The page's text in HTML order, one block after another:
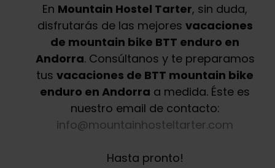
En Mountain Hostel Tarter, sin duda,
disfrutarás de las mejores vacaciones
de mountain bike BTT enduro en
Andorra. Consúltanos y te preparamos
tus vacaciones de BTT mountain bike
enduro en Andorra a medida. Éste es
nuestro email de contacto:
info@mountainhosteltarter.com
Hasta pronto!